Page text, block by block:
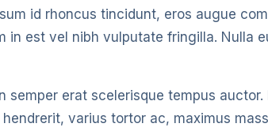
id rhoncus tincidunt, eros augue
in est vel nibh vulputate fringilla.
semper erat scelerisque tempus
varius tortor ac, maximus